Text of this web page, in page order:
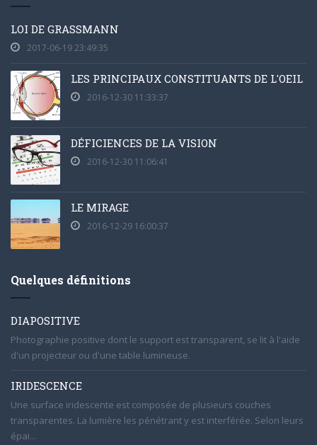
LOI DE GRASSMANN
2017-06-19 23:49:35
LES PRINCIPAUX CONSTITUANTS DE L'OEIL
2016-12-30 11:33:37
DÉFICIENCES DE LA VISION
2016-12-30 11:06:41
LE MIRAGE
2016-12-29 16:00:37
Quelques définitions
DIAPOSITIVE
Photographie positive dont le support est transparent, se lit à l'aide
d'un projecteur ou d'une table lumineuse.
IRIDESCENCE
Une surface iridescente est composée de plusieurs couches
transparentes. La lumière les pénétrant y est interférée. Selon leurs
épai...